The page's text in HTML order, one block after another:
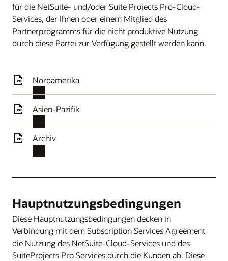
für die NetSuite- und/oder Suite Projects Pro-Cloud-
Services, der Ihnen oder einem Mitglied des
Partnerprogramms für die nicht produktive Nutzung
durch diese Partei zur Verfügung gestellt werden kann.
Nordamerika
Asien-Pazifik
Archiv
Hauptnutzungsbedingungen
Diese Hauptnutzungsbedingungen decken in
Verbindung mit dem Subscription Services Agreement
die Nutzung des NetSuite-Cloud-Services und des
SuiteProjects Pro Services durch die Kunden ab. Diese